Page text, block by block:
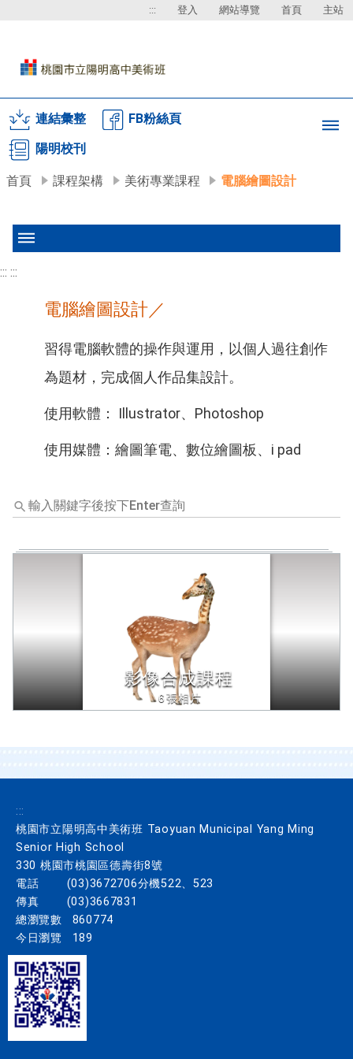
連結彙整
FB粉絲頁
陽明校刊
::: 登入 網站導覽 首頁 主站
首頁 課程架構 美術專業課程 電腦繪圖設計
::: :::
電腦繪圖設計／
習得電腦軟體的操作與運用，以個人過往創作
為題材，完成個人作品集設計。
使用軟體： Illustrator、Photoshop
使用媒體：繪圖筆電、數位繪圖板、i pad
輸
入
鍵
查
詢，
下
方
內
將
變
影像合成課程
6張相片
:::
桃園市立陽明高中美術班 Taoyuan Municipal Yang Ming
Senior High School
330 桃園市桃園區德壽街8號
電話
(03)3672706分機522、523
傳真
(03)3667831
總瀏覽數
860774
今日瀏覽
189